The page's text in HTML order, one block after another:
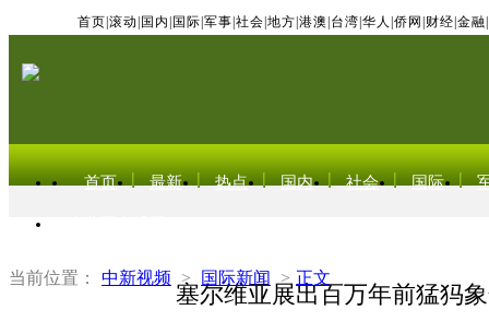
首页 滚动 国内 国际 军事 社会 地方 港澳 台湾 华人 侨网 财经 金融
首页 最新 热点 国内 社会 国际
当前位置： 中新视频 > 国际新闻 > 正文
塞尔维亚展出百万年前猛犸